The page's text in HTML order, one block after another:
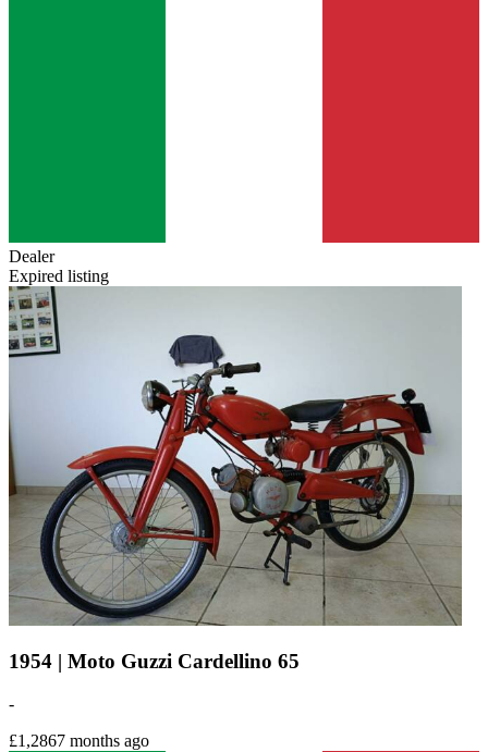
Dealer
Expired listing
1954 | Moto Guzzi Cardellino 65
-
£1,2867 months ago